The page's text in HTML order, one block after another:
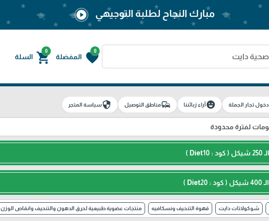
0
favorite المفضلة
0
shopping_cart السلة
مبارك النجاح لطلبة التوجيهي play_circle
دخول تجار الجملة emoji_emotionsآراء زبائننا commuteمناطق التوصيل securityسياسة المتجر
لفترة محدودة
شوكولاتات دايت قهوة التنحيف ونسكافيه منتجات عضوية طبيعية لحرق الدهون والتنحيف وانقاص الوزن